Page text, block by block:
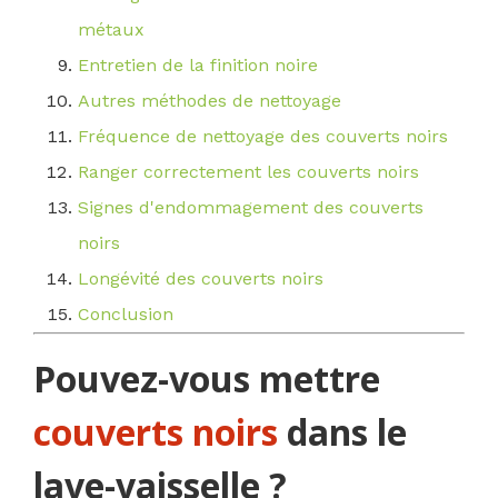
métaux
Entretien de la finition noire
Autres méthodes de nettoyage
Fréquence de nettoyage des couverts noirs
Ranger correctement les couverts noirs
Signes d'endommagement des couverts
noirs
Longévité des couverts noirs
Conclusion
Pouvez-vous mettre
couverts noirs dans le
lave-vaisselle ?